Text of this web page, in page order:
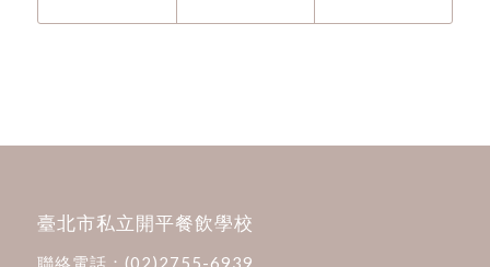
臺北市私立開平餐飲學校
聯絡電話： (02)2755-6939